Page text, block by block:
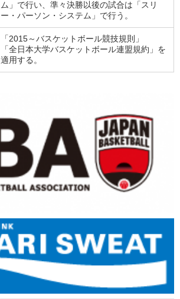
ム」で行い、準々決勝以後の試合は「スリ
ー・パーソン・システム」で行う。
「2015～バスケットボール競技規則」
「全日本大学バスケットボール連盟規約」を
適用する。